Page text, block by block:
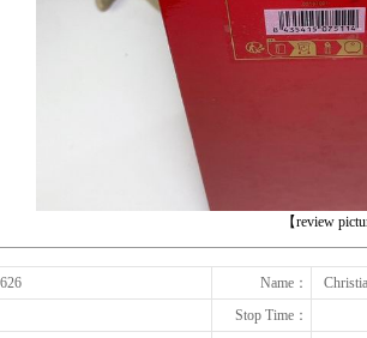
【review
Name：
Stop Time：